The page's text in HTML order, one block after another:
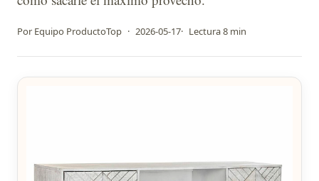
Por Equipo ProductoTop · 2026-05-17· Lectura 8 min